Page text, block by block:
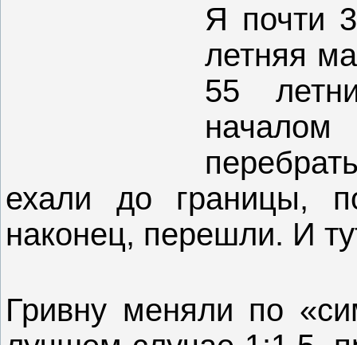
Я почти
летняя
55
ехали до границы,
наконец, перешли. И
Гривну меняли по